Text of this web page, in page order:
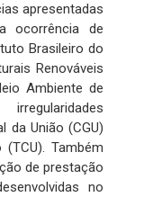
apresentadas
ocorrência de
Brasileiro do
Renováveis
Ambiente de
da União (CGU)
Também
de prestação
no